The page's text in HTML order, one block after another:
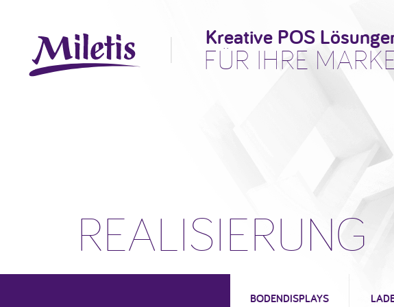
REALISIERUNG
Kreative POS
FÜR IHRE
BODENDISPLAYS